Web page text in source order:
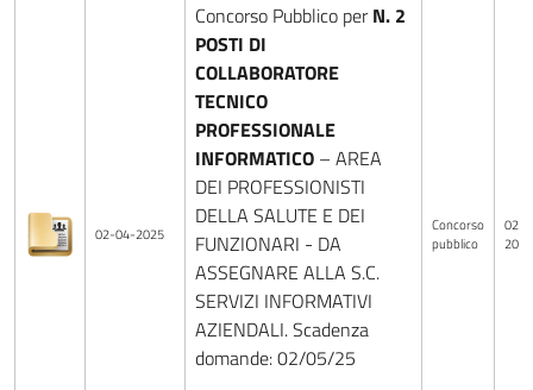
02-04-2025
Concorso Pubblico perN. 2
POSTI DI
COLLABORATORE
TECNICO
PROFESSIONALE
INFORMATICO – AREA
DEI PROFESSIONISTI
DELLA SALUTE E DEI
FUNZIONARI - DA
ASSEGNARE ALLA S.C.
SERVIZI INFORMATIVI
AZIENDALI. Scadenza
domande: 02/05/25
Concorso
pubblico
02-
2025